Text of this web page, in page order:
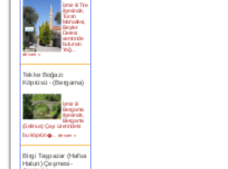
ilçesinde,
Turan
Mahallesi,
Beyler
Deresi
semtinde
bulunan
Yoğ...
devam »
Köprüsü - (Bergama)
Bergama
ilçesinde,
Bergama
(Selinus) Çayı üzerindeki
bu köprün�...
devam »
Hatun) Çeşmesi-
ÖDEMİŞ